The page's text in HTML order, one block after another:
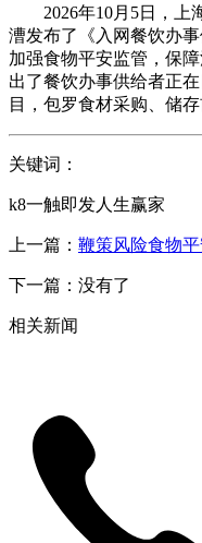
2026年10月5日，上
漕发布了《入网餐饮办
加强食物平安监管，保
出了餐饮办事供给者正
目，包罗食材采购、储
关键词：
k8一触即发人生赢家
上一篇： 鞭策风险食物
下一篇：没有了
相关新闻